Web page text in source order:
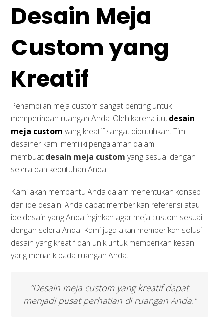
Desain Meja
Custom yang
Kreatif
Penampilan meja custom sangat penting untuk
memperindah ruangan Anda. Oleh karena itu, desain
meja custom yang kreatif sangat dibutuhkan. Tim
desainer kami memiliki pengalaman dalam
membuat desain meja custom yang sesuai dengan
selera dan kebutuhan Anda.
Kami akan membantu Anda dalam menentukan konsep
dan ide desain. Anda dapat memberikan referensi atau
ide desain yang Anda inginkan agar meja custom sesuai
dengan selera Anda. Kami juga akan memberikan solusi
desain yang kreatif dan unik untuk memberikan kesan
yang menarik pada ruangan Anda.
“Desain meja custom yang kreatif dapat
menjadi pusat perhatian di ruangan Anda.”